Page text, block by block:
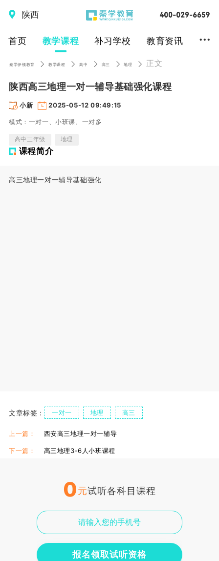
陕西
首页 教学课程 补习学校 教育资讯 ...
秦学伊顿教育 教学课程 高中 高三 地理 正文
陕西高三地理一对一辅导基础强化课程
小新 2025-05-12 09:49:15
模式：一对一、小班课、一对多
高中三年级 地理
课程简介
高三地理一对一辅导基础强化
文章标签： 一对一 地理 高三
上一篇： 西安高三地理一对一辅导
下一篇： 高三地理3-6人小班课程
0元试听各科目课程
报名领取试听资格